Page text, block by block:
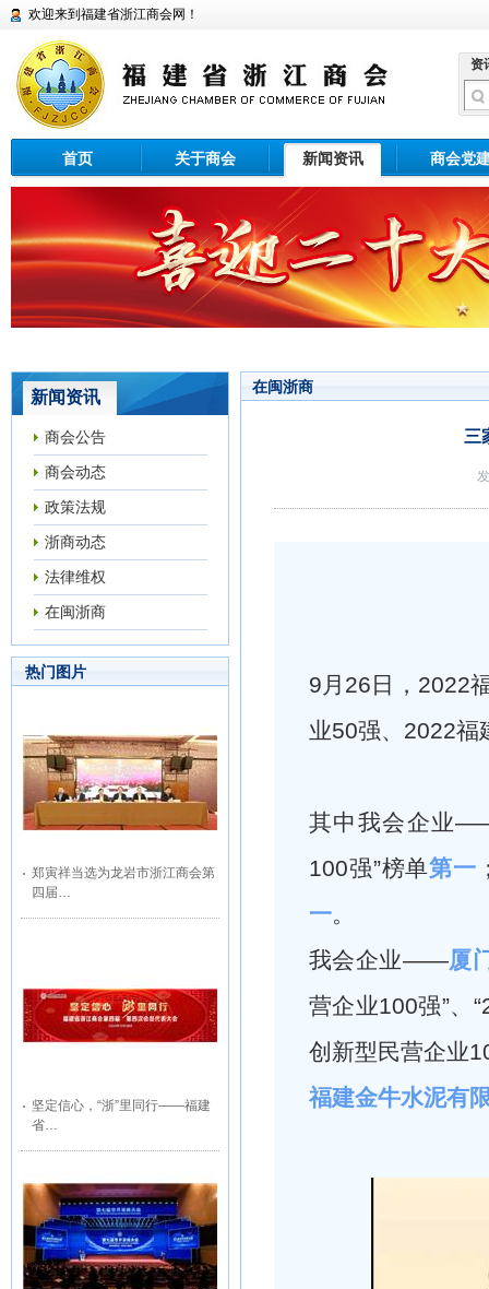
欢迎来到福建省浙江商会网！
资
首页 关于商会 新闻资讯 商会党
新闻资讯
商会公告
商会动态
政策法规
浙商动态
法律维权
在闽浙商
热门图片
郑寅祥当选为龙岩市浙江商会第
四届…
坚定信心，“浙”里同行——福建
省…
在闽浙商
三
9月26日，2022
业50强、2022福
其中我会企业
100强”榜单第一
一。
我会企业——厦
营企业100强”、
创新型民营企业
福建金牛水泥有